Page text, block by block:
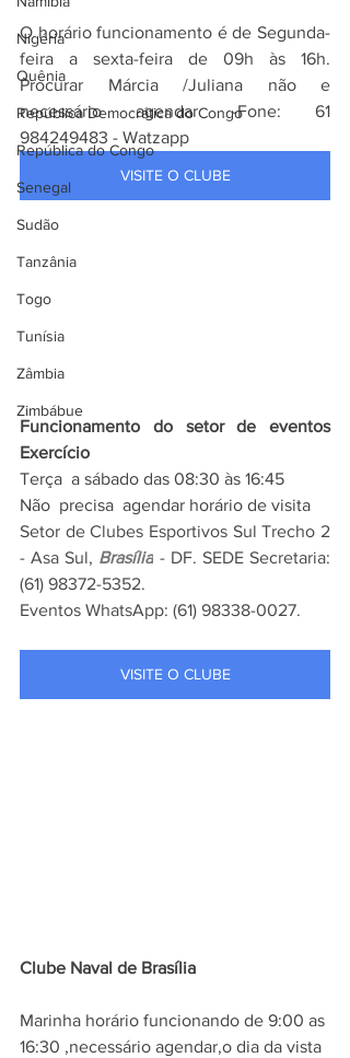
Nigéria
Quênia
República Democrática do Congo
República do Congo
Senegal
Sudão
Tanzânia
Togo
Tunísia
Zâmbia
Zimbábue
O horário funcionamento é de Segunda-
feira a sexta-feira de 09h às 16h.
Procurar Márcia /Juliana não e
necessário agendar -Fone: 61
984249483 - Watzapp
VISITE O CLUBE
Funcionamento do setor de eventos
Exercício
Terça  a sábado das 08:30 às 16:45
Não  precisa  agendar horário de visita
Setor de Clubes Esportivos Sul Trecho 2
- Asa Sul, Brasília - DF. SEDE Secretaria:
(61) 98372-5352.
Eventos WhatsApp: (61) 98338-0027.
VISITE O CLUBE
Clube Naval de Brasília
Marinha horário funcionando de 9:00 as
16:30 ,necessário agendar,o dia da vista